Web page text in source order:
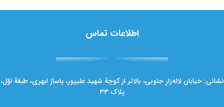
اطلاعات تماس
نشانی: خیابان لاله‌زارِ جنوبی، بالاتر از کوچهٔ شهید علیپور، پاساژ ابهری، طبقهٔ اوّل،
پلاک ۳۳